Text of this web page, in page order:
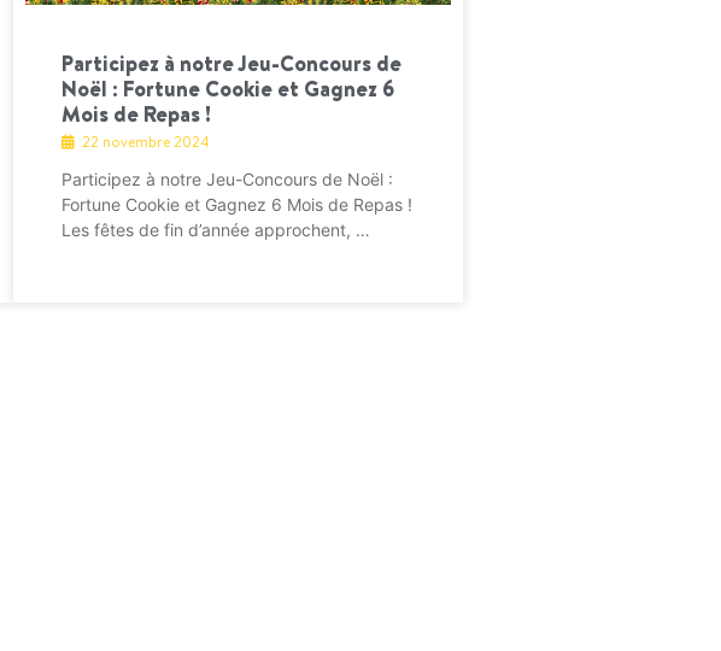
Participez à notre Jeu-Concours de
Noël : Fortune Cookie et Gagnez 6
Mois de Repas !
22 novembre 2024
Participez à notre Jeu-Concours de Noël :
Fortune Cookie et Gagnez 6 Mois de Repas !
Les fêtes de fin d’année approchent, …